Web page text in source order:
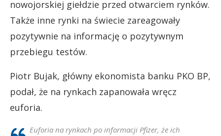
nowojorskiej giełdzie przed otwarciem rynków.
Także inne rynki na świecie zareagowały
pozytywnie na informację o pozytywnym
przebiegu testów.
Piotr Bujak, główny ekonomista banku PKO BP,
podał, że na rynkach zapanowała wręcz
euforia.
Euforia na rynkach po informacji Pfizer, że ich